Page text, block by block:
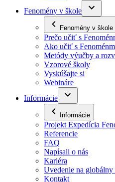
Fenomény v škole
Fenomény v škole
Prečo učiť s
Ako učiť s
Metódy výučby a
Vzorové školy
Vyskúšajte si
Webináre
Informácie
Informácie
Projekt Expedícia
Referencie
FAQ
Napísali o nás
Kariéra
Uvedenie na globálny
Kontakt